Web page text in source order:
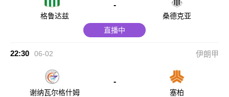
格鲁达兹
-
桑德克亚
直播中
22:30 06-02 伊朗甲
谢纳瓦尔格什姆
-
塞柏